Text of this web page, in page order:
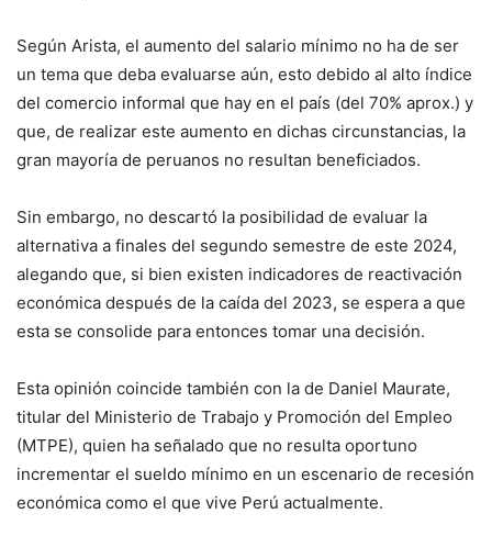
Según Arista, el aumento del salario mínimo no ha de ser
un tema que deba evaluarse aún, esto debido al alto índice
del comercio informal que hay en el país (del 70% aprox.) y
que, de realizar este aumento en dichas circunstancias, la
gran mayoría de peruanos no resultan beneficiados.
Sin embargo, no descartó la posibilidad de evaluar la
alternativa a finales del segundo semestre de este 2024,
alegando que, si bien existen indicadores de reactivación
económica después de la caída del 2023, se espera a que
esta se consolide para entonces tomar una decisión.
Esta opinión coincide también con la de Daniel Maurate,
titular del Ministerio de Trabajo y Promoción del Empleo
(MTPE), quien ha señalado que no resulta oportuno
incrementar el sueldo mínimo en un escenario de recesión
económica como el que vive Perú actualmente.